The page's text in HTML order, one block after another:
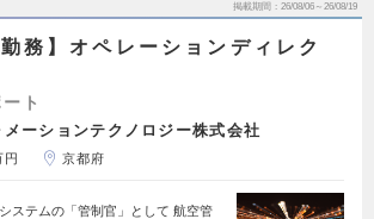
掲載期間 26/08/06～26/08/19
勤務】オペレーションディレク
ト
ーションテクノロジー株式会社
京都府
ステムの「管制官」として 航空管